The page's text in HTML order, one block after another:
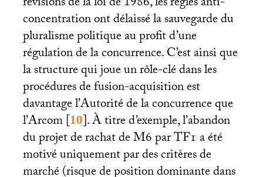
concentration ont délaissé la sauvegarde du
pluralisme politique au profit d’une
régulation de la concurrence. C’est ainsi que
la structure qui joue un rôle-clé dans les
procédures de fusion-acquisition est
davantage l’Autorité de la concurrence que
l’Arcom[10]. À titre d’exemple, l’abandon
du projet de rachat de M6 parTF1 a été
motivé uniquement par des critères de